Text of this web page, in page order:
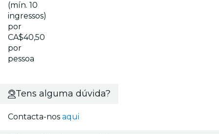
(mín. 10
ingressos)
por
CA$40,50
por
pessoa
Tens alguma dúvida?
Contacta-nos aqui